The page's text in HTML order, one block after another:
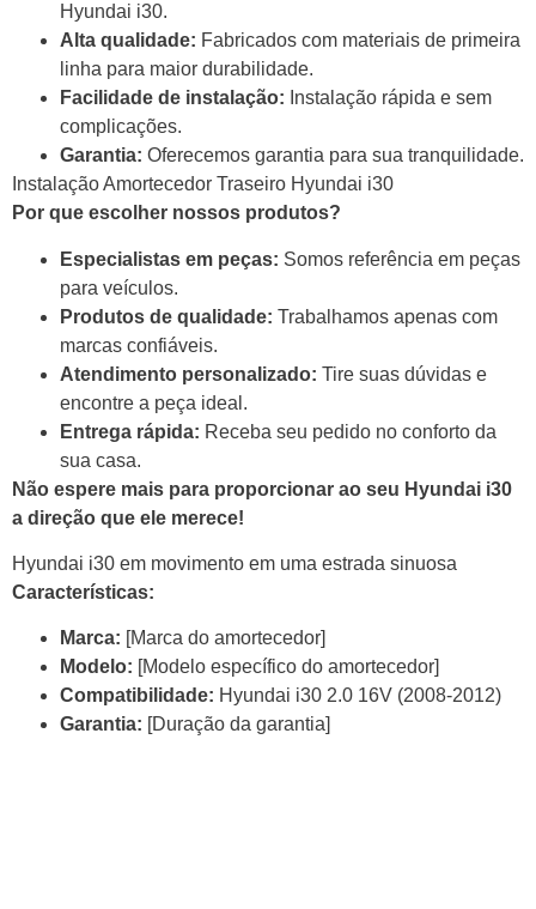
Hyundai i30.
Alta qualidade: Fabricados com materiais de primeira
linha para maior durabilidade.
Facilidade de instalação: Instalação rápida e sem
complicações.
Garantia: Oferecemos garantia para sua tranquilidade.
Instalação Amortecedor Traseiro Hyundai i30
Por que escolher nossos produtos?
Especialistas em peças: Somos referência em peças
para veículos.
Produtos de qualidade: Trabalhamos apenas com
marcas confiáveis.
Atendimento personalizado: Tire suas dúvidas e
encontre a peça ideal.
Entrega rápida: Receba seu pedido no conforto da
sua casa.
Não espere mais para proporcionar ao seu Hyundai i30
a direção que ele merece!
Hyundai i30 em movimento em uma estrada sinuosa
Características:
Marca: [Marca do amortecedor]
Modelo: [Modelo específico do amortecedor]
Compatibilidade: Hyundai i30 2.0 16V (2008-2012)
Garantia: [Duração da garantia]